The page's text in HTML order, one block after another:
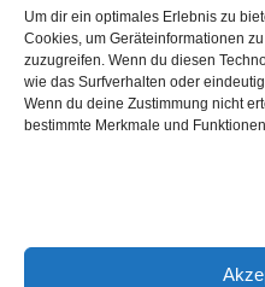
Um dir ein optimales Erlebnis zu
Cookies, um Geräteinformationen
zuzugreifen. Wenn du diesen
wie das Surfverhalten oder
Wenn du deine Zustimmung nicht
bestimmte Merkmale und
Hinch Double Wood
Destillerie:Hinch
Single Malt, 43.0%
Peated: Nein